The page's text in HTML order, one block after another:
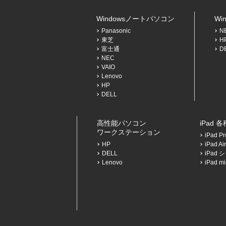
Windowsノートパソコン
Panasonic
東芝
富士通
NEC
VAIO
Lenovo
HP
DELL
高性能パソコン
ワークステーション
HP
DELL
Lenovo
iPad 各
iPad
iPad
iPad
iPad